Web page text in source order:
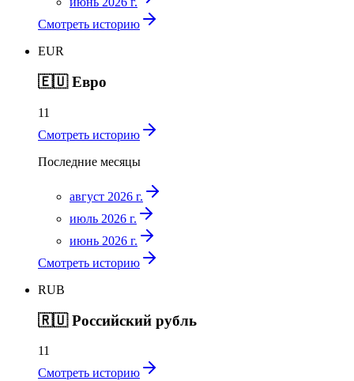
Смотреть историю
EUR
🇪🇺 Евро
11
Смотреть историю
Последние месяцы
август 2026 г.
июль 2026 г.
июнь 2026 г.
Смотреть историю
RUB
🇷🇺 Российский рубль
11
Смотреть историю